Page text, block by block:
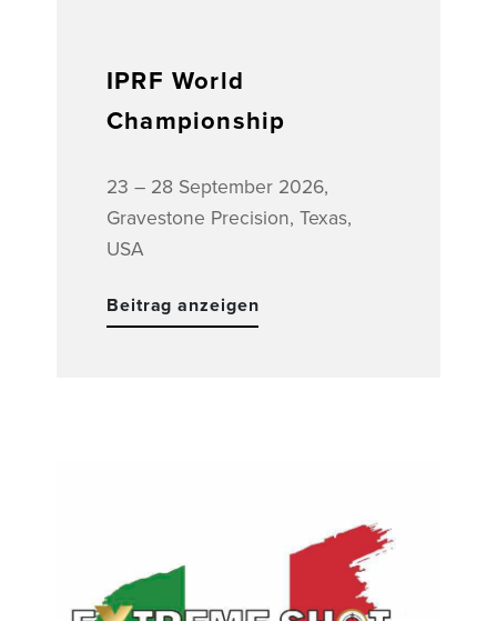
IPRF World
Championship
23 – 28 September 2026,
Gravestone Precision, Texas,
USA
Beitrag anzeigen